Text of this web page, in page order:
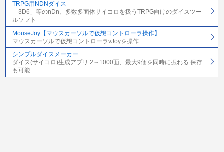
TRPG用NDNダイス
「3D6」等のnDn、多数多面体サイコロを扱うTRPG向けのダイスツー
ルソフト
MouseJoy【マウスカーソルで仮想コントローラ操作】
マウスカーソルで仮想コントローラvJoyを操作
シンプルダイスメーカー
ダイス(サイコロ)生成アプリ 2～1000面、最大9個を同時に振れる 保存
も可能